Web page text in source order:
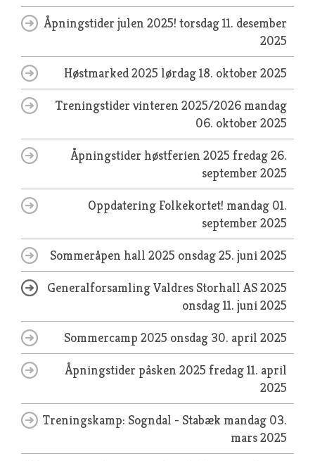
Åpningstider julen 2025! torsdag 11. desember
2025
Høstmarked 2025 lørdag 18. oktober 2025
Treningstider vinteren 2025/2026 mandag
06. oktober 2025
Åpningstider høstferien 2025 fredag 26.
september 2025
Oppdatering Folkekortet! mandag 01.
september 2025
Sommeråpen hall 2025 onsdag 25. juni 2025
Generalforsamling Valdres Storhall AS 2025
onsdag 11. juni 2025
Sommercamp 2025 onsdag 30. april 2025
Åpningstider påsken 2025 fredag 11. april
2025
Treningskamp: Sogndal - Stabæk mandag 03.
mars 2025